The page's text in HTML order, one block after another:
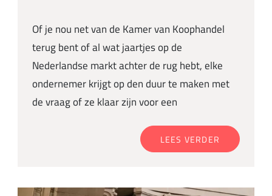
Of je nou net van de Kamer van Koophandel
terug bent of al wat jaartjes op de
Nederlandse markt achter de rug hebt, elke
ondernemer krijgt op den duur te maken met
de vraag of ze klaar zijn voor een
LEES VERDER